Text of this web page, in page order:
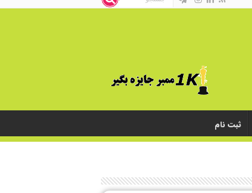
ثبت نام